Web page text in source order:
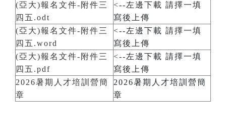
(亞大)報名文件-附件三
四五.odt
<--左邊下載 請擇一填
寫後上傳
(亞大)報名文件-附件三
四五.word
<--左邊下載 請擇一填
寫後上傳
(亞大)報名文件-附件三
四五.pdf
<--左邊下載 請擇一填
寫後上傳
2026暑期人才培訓營簡
章
2026暑期人才培訓營簡
章